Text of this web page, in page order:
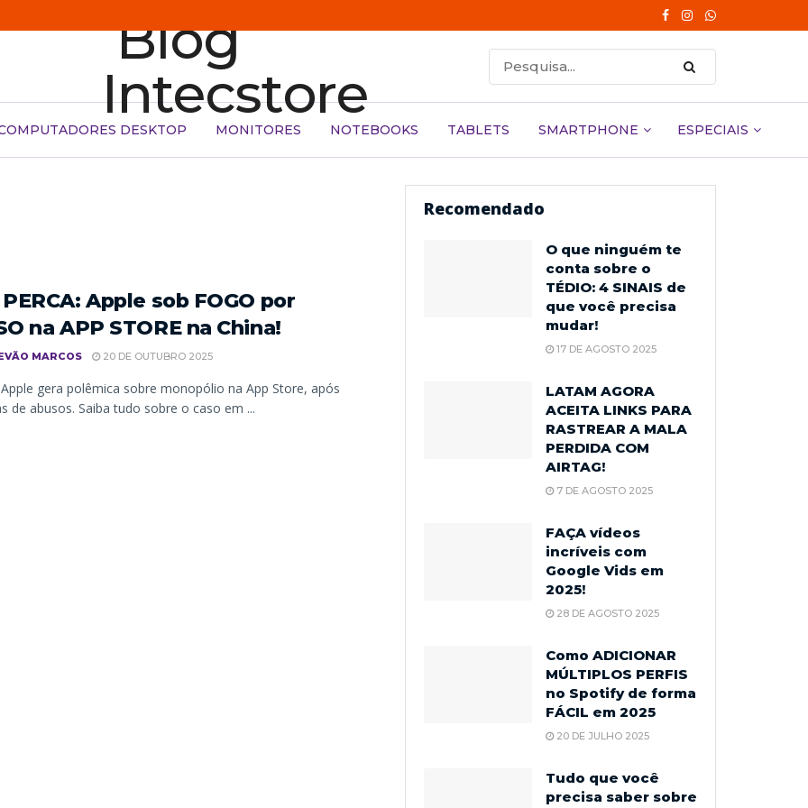
DESKTOP MONITORES NOTEBOOKS TABLETS SMARTPHONE ESPECIAIS
Apple sob FOGO por
na APP STORE na China!
MARCOS 20 DE OUTUBRO 2025
gera polêmica sobre monopólio na App Store, após
de abusos. Saiba tudo sobre o caso em ...
Recomendado
O que ninguém te
conta sobre o
TÉDIO: 4 SINAIS de
que você precisa
mudar!
17 DE AGOSTO 2025
LATAM AGORA
ACEITA LINKS PARA
RASTREAR A MALA
PERDIDA COM
AIRTAG!
7 DE AGOSTO 2025
FAÇA vídeos
incríveis com
Google Vids em
2025!
28 DE AGOSTO 2025
Como ADICIONAR
MÚLTIPLOS PERFIS
no Spotify de forma
FÁCIL em 2025
20 DE JULHO 2025
Tudo que você
precisa saber sobre